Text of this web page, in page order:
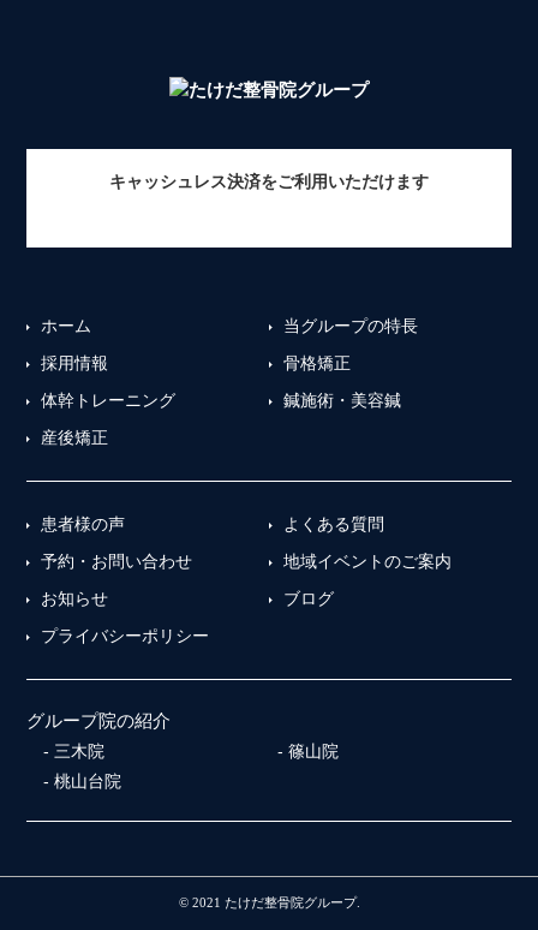
キャッシュレス決済をご利用いただけます
ホーム
当グループの特長
採用情報
骨格矯正
体幹トレーニング
鍼施術・美容鍼
産後矯正
患者様の声
よくある質問
予約・お問い合わせ
地域イベントのご案内
お知らせ
ブログ
プライバシーポリシー
グループ院の紹介
三木院
篠山院
桃山台院
© 2021 たけだ整骨院グループ.